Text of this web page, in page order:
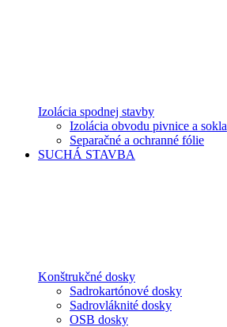
Izolácia spodnej stavby
Izolácia obvodu pivnice a sokla
Separačné a ochranné fólie
SUCHÁ STAVBA
Konštrukčné dosky
Sadrokartónové dosky
Sadrovláknité dosky
OSB dosky